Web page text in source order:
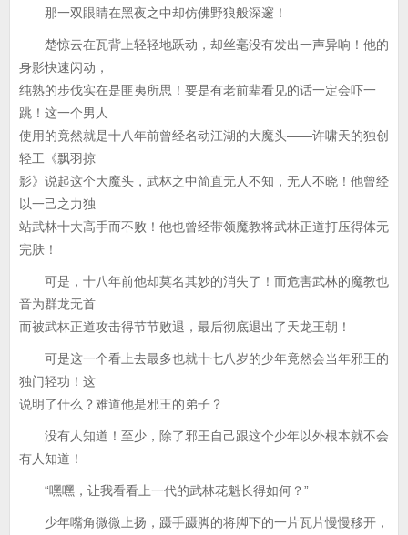
那一双眼睛在黑夜之中却仿佛野狼般深邃！
楚惊云在瓦背上轻轻地跃动，却丝毫没有发出一声异响！他的
身影快速闪动，
纯熟的步伐实在是匪夷所思！要是有老前辈看见的话一定会吓一
跳！这一个男人
使用的竟然就是十八年前曾经名动江湖的大魔头——许啸天的独创
轻工《飘羽掠
影》说起这个大魔头，武林之中简直无人不知，无人不晓！他曾经
以一己之力独
站武林十大高手而不败！他也曾经带领魔教将武林正道打压得体无
完肤！
可是，十八年前他却莫名其妙的消失了！而危害武林的魔教也
音为群龙无首
而被武林正道攻击得节节败退，最后彻底退出了天龙王朝！
可是这一个看上去最多也就十七八岁的少年竟然会当年邪王的
独门轻功！这
说明了什么？难道他是邪王的弟子？
没有人知道！至少，除了邪王自己跟这个少年以外根本就不会
有人知道！
“嘿嘿，让我看看上一代的武林花魁长得如何？”
少年嘴角微微上扬，蹑手蹑脚的将脚下的一片瓦片慢慢移开，